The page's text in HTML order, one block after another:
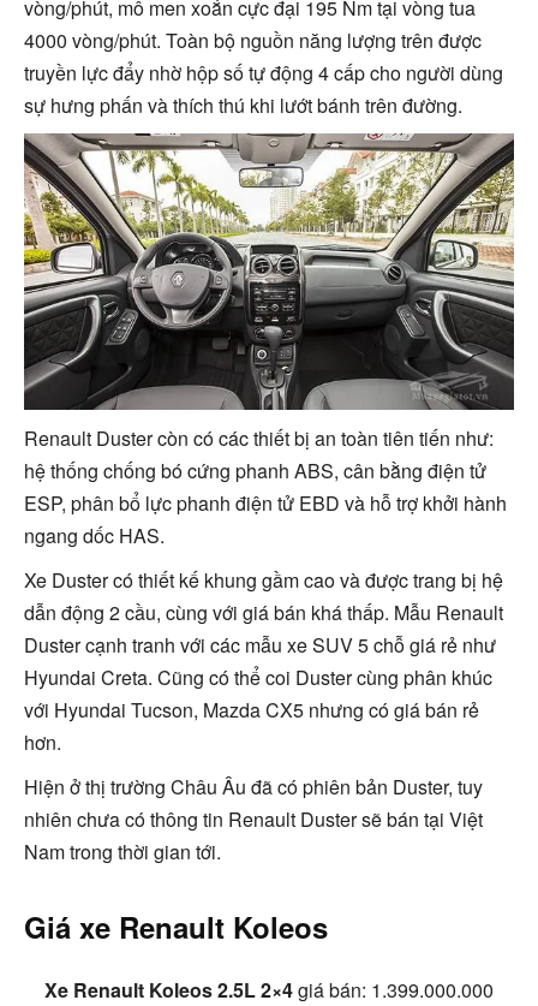
vòng/phút, mô men xoắn cực đại 195 Nm tại vòng tua
4000 vòng/phút. Toàn bộ nguồn năng lượng trên được
truyền lực đẩy nhờ hộp số tự động 4 cấp cho người dùng
sự hưng phấn và thích thú khi lướt bánh trên đường.
Renault Duster còn có các thiết bị an toàn tiên tiến như:
hệ thống chống bó cứng phanh ABS, cân bằng điện tử
ESP, phân bổ lực phanh điện tử EBD và hỗ trợ khởi hành
ngang dốc HAS.
Xe Duster có thiết kế khung gầm cao và được trang bị hệ
dẫn động 2 cầu, cùng với giá bán khá thấp. Mẫu Renault
Duster cạnh tranh với các mẫu xe SUV 5 chỗ giá rẻ như
Hyundai Creta. Cũng có thể coi Duster cùng phân khúc
với Hyundai Tucson, Mazda CX5 nhưng có giá bán rẻ
hơn.
Hiện ở thị trường Châu Âu đã có phiên bản Duster, tuy
nhiên chưa có thông tin Renault Duster sẽ bán tại Việt
Nam trong thời gian tới.
Giá xe Renault Koleos
Xe Renault Koleos 2.5L 2×4giá bán: 1.399.000.000